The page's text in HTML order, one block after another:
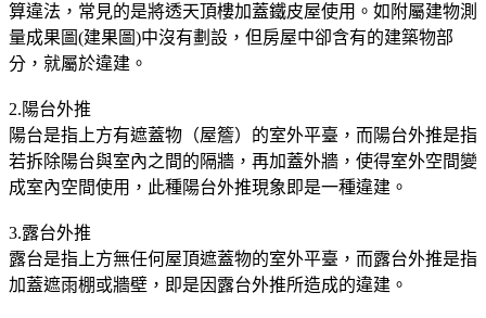
算違法，常見的是將透天頂樓加蓋鐵皮屋使用。如附屬建物測
量成果圖(建果圖)中沒有劃設，但房屋中卻含有的建築物部
分，就屬於違建。
2.陽台外推
陽台是指上方有遮蓋物（屋簷）的室外平臺，而陽台外推是指
若拆除陽台與室內之間的隔牆，再加蓋外牆，使得室外空間變
成室內空間使用，此種陽台外推現象即是一種違建。
3.露台外推
露台是指上方無任何屋頂遮蓋物的室外平臺，而露台外推是指
加蓋遮雨棚或牆壁，即是因露台外推所造成的違建。